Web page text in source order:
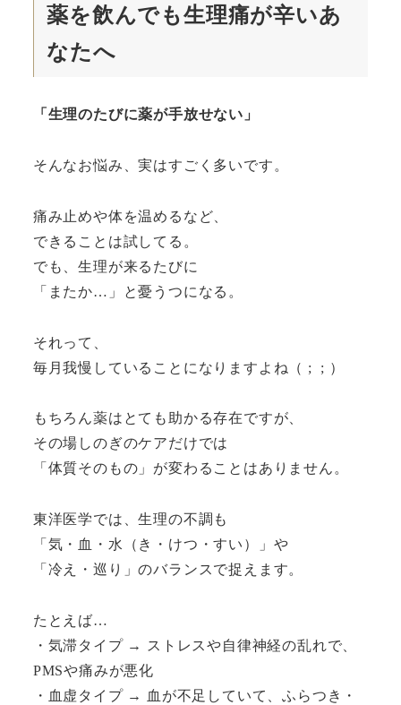
薬を飲んでも生理痛が辛いあ
なたへ
「生理のたびに薬が手放せない」
そんなお悩み、実はすごく多いです。
痛み止めや体を温めるなど、
できることは試してる。
でも、生理が来るたびに
「またか…」と憂うつになる。
それって、
毎月我慢していることになりますよね（ ; ; ）
もちろん薬はとても助かる存在ですが、
その場しのぎのケアだけでは
「体質そのもの」が変わることはありません。
東洋医学では、生理の不調も
「気・血・水（き・けつ・すい）」や
「冷え・巡り」のバランスで捉えます。
たとえば…
・気滞タイプ → ストレスや自律神経の乱れで、
PMSや痛みが悪化
・血虚タイプ → 血が不足していて、ふらつき・